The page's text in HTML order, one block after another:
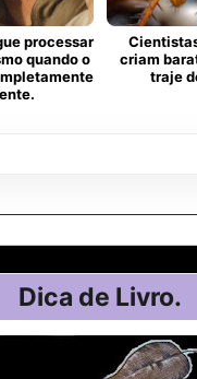
processar
quando o
criam
traje
Dica de Livro.